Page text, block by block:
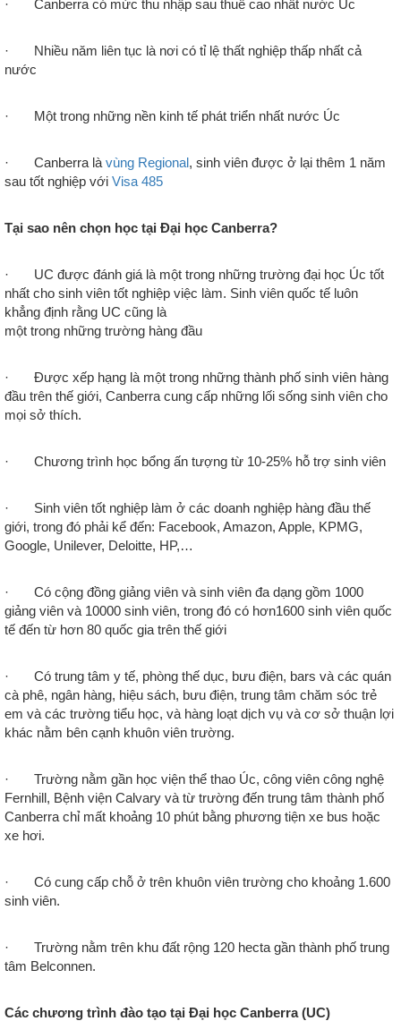
· Canberra có mức thu nhập sau thuế cao nhất nước Úc
· Nhiều năm liên tục là nơi có tỉ lệ thất nghiệp thấp nhất cả
nước
· Một trong những nền kinh tế phát triển nhất nước Úc
· Canberra là vùng Regional, sinh viên được ở lại thêm 1 năm
sau tốt nghiệp với Visa 485
Tại sao nên chọn học tại Đại học Canberra?
· UC được đánh giá là một trong những trường đại học Úc tốt
nhất cho sinh viên tốt nghiệp việc làm. Sinh viên quốc tế luôn
khẳng định rằng UC cũng là
một trong những trường hàng đầu
· Được xếp hạng là một trong những thành phố sinh viên hàng
đầu trên thế giới, Canberra cung cấp những lối sống sinh viên cho
mọi sở thích.
· Chương trình học bổng ấn tượng từ 10-25% hỗ trợ sinh viên
· Sinh viên tốt nghiệp làm ở các doanh nghiệp hàng đầu thế
giới, trong đó phải kể đến: Facebook, Amazon, Apple, KPMG,
Google, Unilever, Deloitte, HP,…
· Có cộng đồng giảng viên và sinh viên đa dạng gồm 1000
giảng viên và 10000 sinh viên, trong đó có hơn1600 sinh viên quốc
tế đến từ hơn 80 quốc gia trên thế giới
· Có trung tâm y tế, phòng thế dục, bưu điện, bars và các quán
cà phê, ngân hàng, hiệu sách, bưu điện, trung tâm chăm sóc trẻ
em và các trường tiểu học, và hàng loạt dịch vụ và cơ sở thuận lợi
khác nằm bên cạnh khuôn viên trường.
· Trường nằm gần học viện thể thao Úc, công viên công nghệ
Fernhill, Bệnh viện Calvary và từ trường đến trung tâm thành phố
Canberra chỉ mất khoảng 10 phút bằng phương tiện xe bus hoặc
xe hơi.
· Có cung cấp chỗ ở trên khuôn viên trường cho khoảng 1.600
sinh viên.
· Trường nằm trên khu đất rộng 120 hecta gần thành phố trung
tâm Belconnen.
Các chương trình đào tạo tại Đại học Canberra (UC)